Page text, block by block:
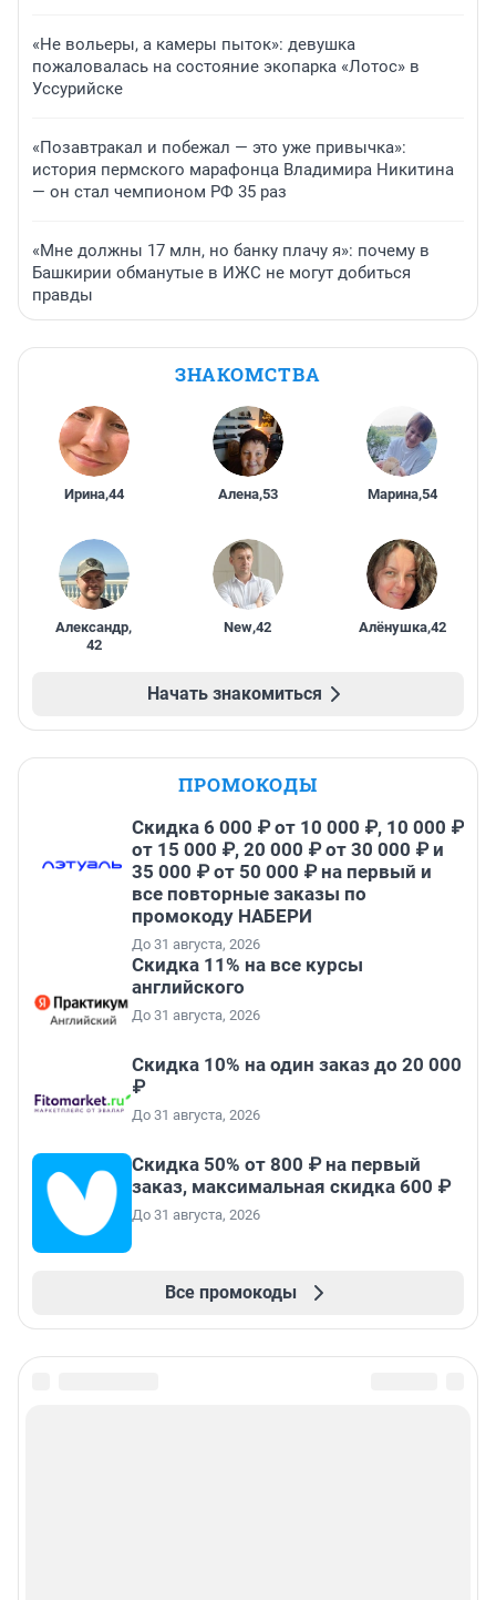
«Не вольеры, а камеры пыток»: девушка
пожаловалась на состояние экопарка «Лотос» в
Уссурийске
«Позавтракал и побежал — это уже привычка»:
история пермского марафонца Владимира Никитина
— он стал чемпионом РФ 35 раз
«Мне должны 17 млн, но банку плачу я»: почему в
Башкирии обманутые в ИЖС не могут добиться
правды
ЗНАКОМСТВА
Ирина,44 Алена,53 Марина,54
Александр,
42
New,42 Алёнушка,42
Начать знакомиться
ПРОМОКОДЫ
Скидка 6 000 ₽ от 10 000 ₽, 10 000 ₽
от 15 000 ₽, 20 000 ₽ от 30 000 ₽ и
35 000 ₽ от 50 000 ₽ на первый и
все повторные заказы по
промокоду НАБЕРИ
До 31 августа, 2026
Скидка 11% на все курсы
английского
До 31 августа, 2026
Скидка 10% на один заказ до 20 000
₽
До 31 августа, 2026
Скидка 50% от 800 ₽ на первый
заказ, максимальная скидка 600 ₽
До 31 августа, 2026
Все промокоды